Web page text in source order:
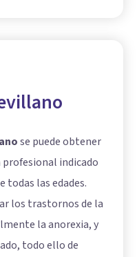
se puede obtener
indicado
todas las edades.
los trastornos de la
la anorexia, y
todo ello de